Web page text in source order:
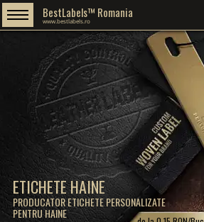
ETICHETE HAINE
PRODUCATOR ETICHETE PERSONALIZATE
PENTRU HAINE
BestLabels™ Romania
www.bestlabels.ro